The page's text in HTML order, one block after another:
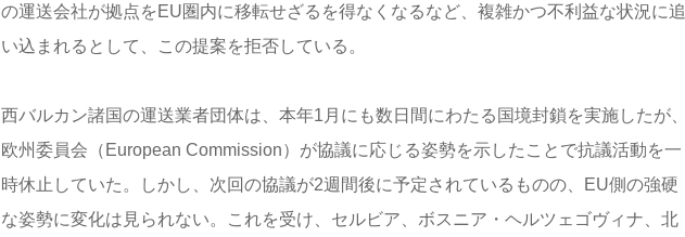
の運送会社が拠点をEU圏内に移転せざるを得なくなるなど、複雑かつ不利益な状況に追
い込まれるとして、この提案を拒否している。
西バルカン諸国の運送業者団体は、本年1月にも数日間にわたる国境封鎖を実施したが、
欧州委員会（European Commission）が協議に応じる姿勢を示したことで抗議活動を一
時休止していた。しかし、次回の協議が2週間後に予定されているものの、EU側の強硬
な姿勢に変化は見られない。これを受け、セルビア、ボスニア・ヘルツェゴヴィナ、北